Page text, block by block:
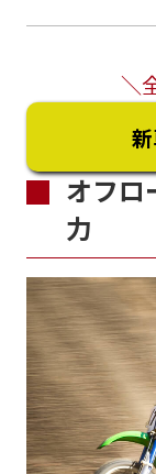
＼
オフロ
力